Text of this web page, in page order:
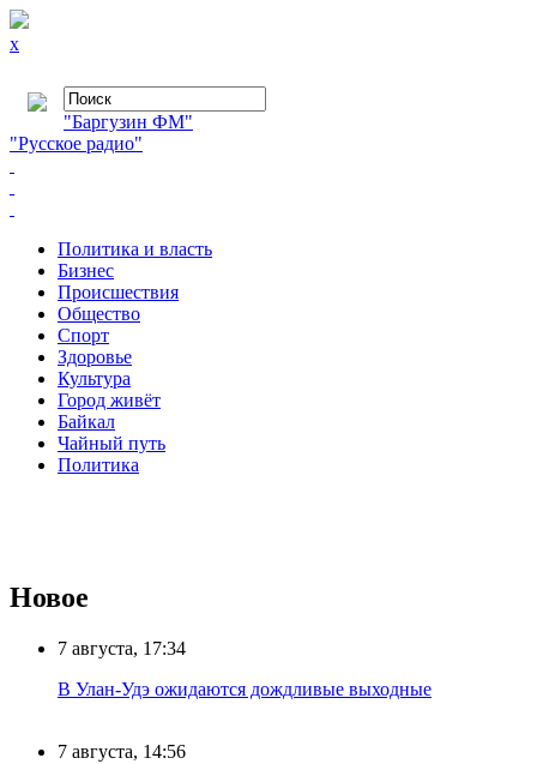
x
"Баргузин ФМ"
"Русское радио"
Политика и власть
Бизнес
Происшествия
Общество
Cпорт
Здоровье
Культура
Город живёт
Байкал
Чайный путь
Политика
Новое
7 августа, 17:34
В Улан-Удэ ожидаются дождливые выходные
7 августа, 14:56